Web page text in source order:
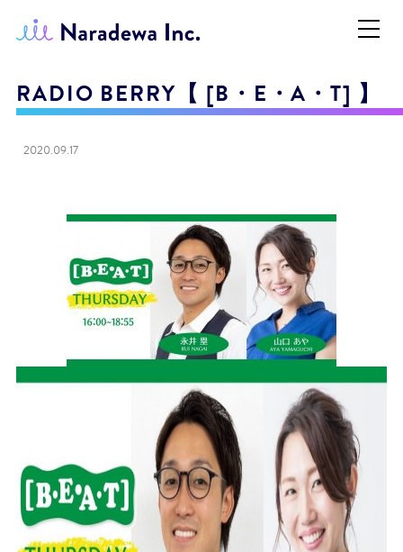
RADIO BERRY【 [B・E・A・T] 】
2020.09.17